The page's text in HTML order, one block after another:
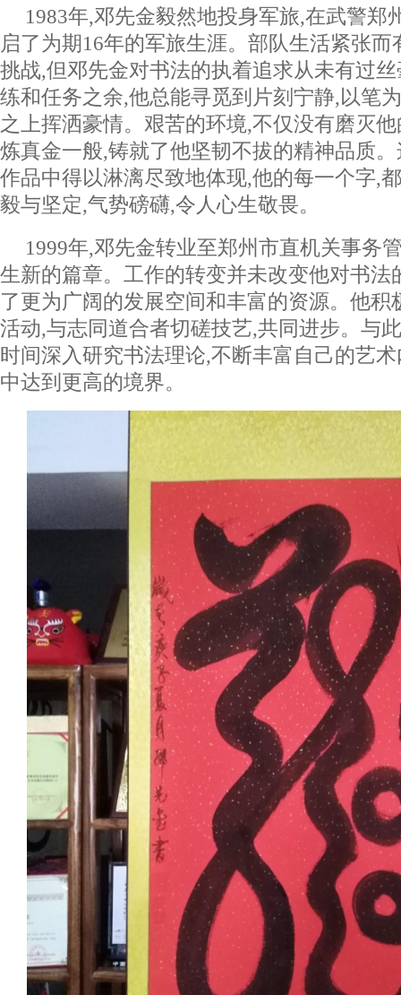
1983年,邓先金毅然地投身军旅,在武警郑
启了为期16年的军旅生涯。部队生活紧张
挑战,但邓先金对书法的执着追求从未有过
练和任务之余,他总能寻觅到片刻宁静,以笔
之上挥洒豪情。艰苦的环境,不仅没有磨灭
炼真金一般,铸就了他坚韧不拔的精神品质
作品中得以淋漓尽致地体现,他的每一个字,
毅与坚定,气势磅礴,令人心生敬畏。
1999年,邓先金转业至郑州市直机关事务
生新的篇章。工作的转变并未改变他对书法
了更为广阔的发展空间和丰富的资源。他积
活动,与志同道合者切磋技艺,共同进步。与
时间深入研究书法理论,不断丰富自己的艺
中达到更高的境界。